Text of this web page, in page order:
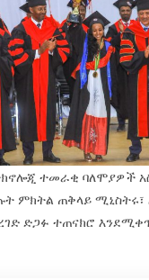
ተመራቂ ባለሞያዎች
ምክትል ጠቅላይ
ድጋፉ ተጠናክሮ